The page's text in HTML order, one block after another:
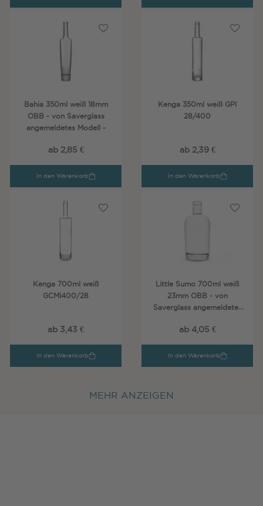
Bahia 350ml weiß 18mm
OBB - von Saverglass
angemeldetes Modell -
ab 2,85 €
In den Warenkorb
Kenga 350ml weiß GPI
28/400
ab 2,39 €
In den Warenkorb
Kenga 700ml weiß
GCMI400/28
ab 3,43 €
In den Warenkorb
Little Sumo 700ml weiß
23mm OBB - von
Saverglass angemeldetes
ab 4,05 €
In den Warenkorb
MEHR ANZEIGEN